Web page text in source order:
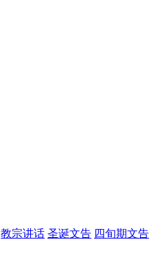
教宗讲话 圣诞文告 四旬期文告